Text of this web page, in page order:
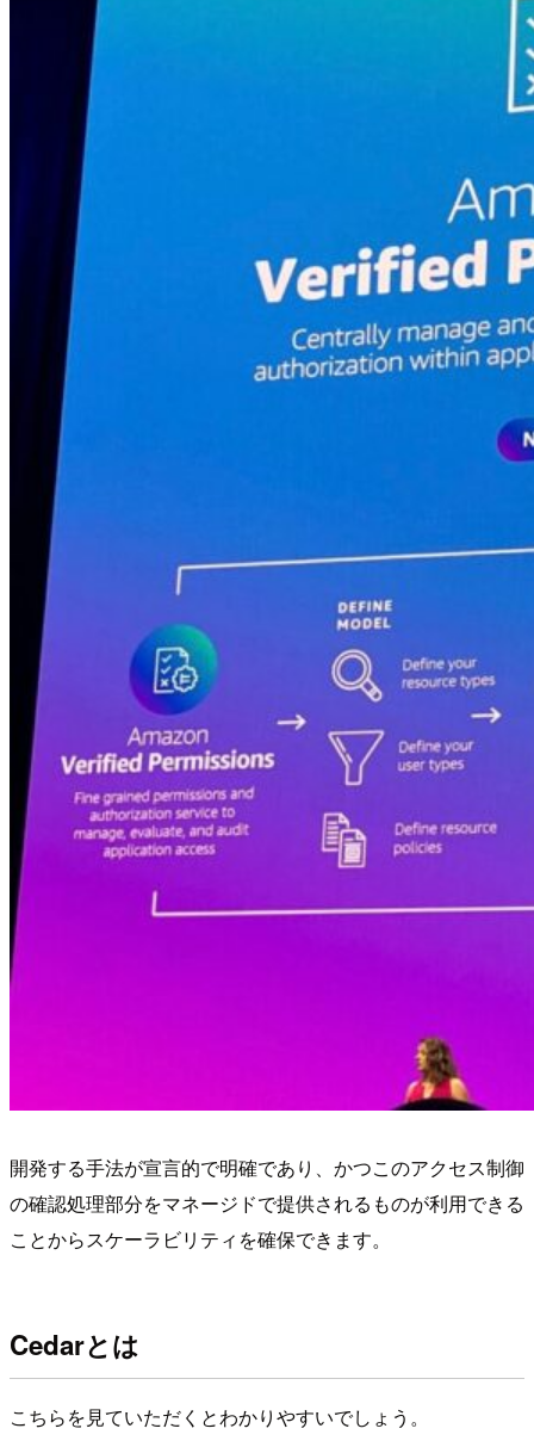
開発する手法が宣言的で明確であり、かつこのアクセス制御
の確認処理部分をマネージドで提供されるものが利用できる
ことからスケーラビリティを確保できます。
Cedarとは
こちらを見ていただくとわかりやすいでしょう。